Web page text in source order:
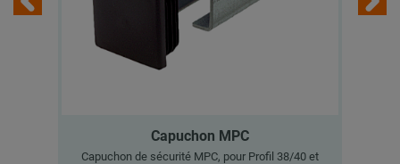
Capuchon MPC
Capuchon de sécurité MPC, pour Profil 38/40 et